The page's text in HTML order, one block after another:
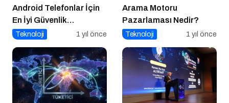
Android Telefonlar İçin
En İyi Güvenlik
Uygulamaları
Teknoloji 1 yıl önce
Arama Motoru
Pazarlaması Nedir?
Teknoloji 1 yıl önce